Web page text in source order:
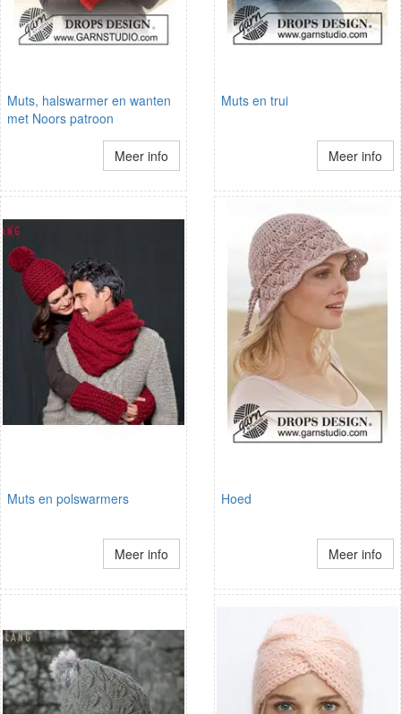
Muts, halswarmer en wanten
met Noors patroon
Meer info
Muts en trui
Meer info
Muts en polswarmers
Meer info
Hoed
Meer info